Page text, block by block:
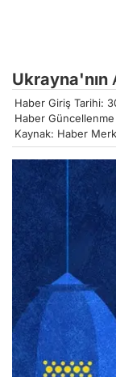
Ukrayna'nın
Haber Giriş Tarihi:
Haber
Kaynak: Haber